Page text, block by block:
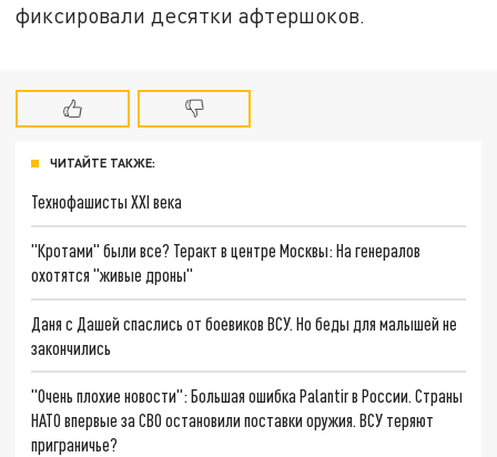
фиксировали десятки афтершоков.
ЧИТАЙТЕ ТАКЖЕ:
Технофашисты XXI века
"Кротами" были все? Теракт в центре Москвы: На генералов
охотятся "живые дроны"
Даня с Дашей спаслись от боевиков ВСУ. Но беды для малышей не
закончились
"Очень плохие новости": Большая ошибка Palantir в России. Страны
НАТО впервые за СВО остановили поставки оружия. ВСУ теряют
приграничье?